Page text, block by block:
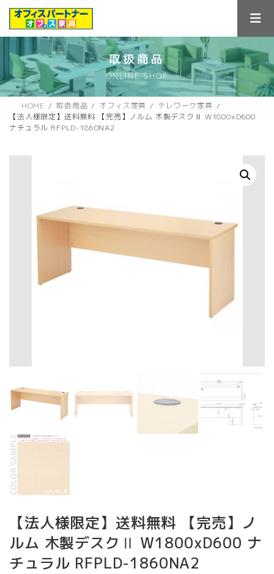
ス
キ
ン
に
取扱商品
ONLINE SHOP
HOME 取扱商品 オフィス家具
テレワーク家具
【法人様限定】送料無料 【完売】ノルム 木製デスクⅡ W1800xD600
ナチュラル RFPLD-1860NA2
【法人様限定】送料無料 【完売】ノ
ルム 木製デスクⅡ W1800xD600 ナ
チュラル RFPLD-1860NA2